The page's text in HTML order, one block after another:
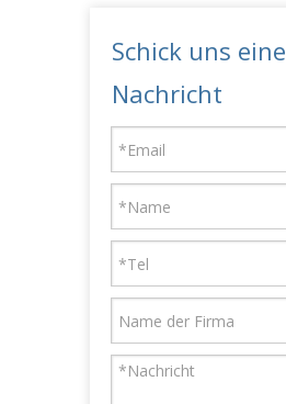
Schick uns eine
Nachricht